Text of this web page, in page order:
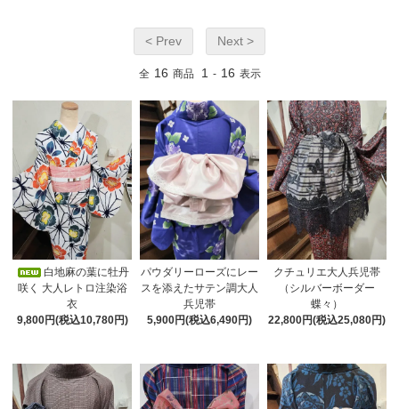
< Prev Next >
全 16 商品 1 - 16 表示
白地麻の葉に牡丹
咲く 大人レトロ注染浴
衣
9,800円(税込10,780円)
パウダリーローズにレー
スを添えたサテン調大人
兵児帯
5,900円(税込6,490円)
クチュリエ大人兵児帯
（シルバーボーダー
蝶々）
22,800円(税込25,080円)